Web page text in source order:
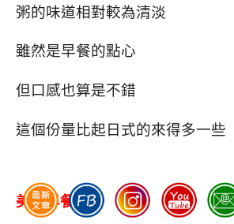
粥的味道相對較為清淡
雖然是早餐的點心
但口感也算是不錯
這個份量比起日式的來得多一些
美式早餐